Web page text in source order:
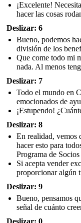
¡Excelente!
hacer las cosas
Deslizar: 6
Bueno, podemos
división de los
Que come todo mi
nada. Al menos
Deslizar: 7
Todo el mundo en
emocionados de
¡Estupendo!
Deslizar: 8
En realidad, vemos
hacer esto para
Programa de
Si acepta vender
proporcionar algún
Deslizar: 9
Bueno, pensamos
señal de cuánto